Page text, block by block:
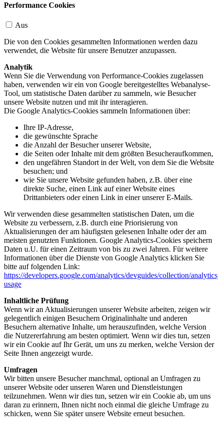
Performance Cookies
Aus
Die von den Cookies gesammelten Informationen werden dazu
verwendet, die Website für unsere Benutzer anzupassen.
Analytik
Wenn Sie die Verwendung von Performance-Cookies zugelassen
haben, verwenden wir ein von Google bereitgestelltes Webanalyse-
Tool, um statistische Daten darüber zu sammeln, wie Besucher
unsere Website nutzen und mit ihr interagieren.
Die Google Analytics-Cookies sammeln Informationen über:
Ihre IP-Adresse,
die gewünschte Sprache
die Anzahl der Besucher unserer Website,
die Seiten oder Inhalte mit dem größten Besucheraufkommen,
den ungefähren Standort in der Welt, von dem Sie die Website
besuchen; und
wie Sie unsere Website gefunden haben, z.B. über eine
direkte Suche, einen Link auf einer Website eines
Drittanbieters oder einen Link in einer unserer E-Mails.
Wir verwenden diese gesammelten statistischen Daten, um die
Website zu verbessern, z.B. durch eine Priorisierung von
Aktualisierungen der am häufigsten gelesenen Inhalte oder der am
meisten genutzten Funktionen. Google Analytics-Cookies speichern
Daten u.U. für einen Zeitraum von bis zu zwei Jahren. Für weitere
Informationen über die Dienste von Google Analytics klicken Sie
bitte auf folgenden Link:
https://developers.google.com/analytics/devguides/collection/
usage
Inhaltliche Prüfung
Wenn wir an Aktualisierungen unserer Website arbeiten, zeigen wir
gelegentlich einigen Besuchern Originalinhalte und anderen
Besuchern alternative Inhalte, um herauszufinden, welche Version
die Nutzererfahrung am besten optimiert. Wenn wir dies tun, setzen
wir ein Cookie auf Ihr Gerät, um uns zu merken, welche Version der
Seite Ihnen angezeigt wurde.
Umfragen
Wir bitten unsere Besucher manchmal, optional an Umfragen zu
unserer Website oder unseren Waren und Dienstleistungen
teilzunehmen. Wenn wir dies tun, setzen wir ein Cookie ab, um uns
daran zu erinnern, Ihnen nicht noch einmal die gleiche Umfrage zu
schicken, wenn Sie später unsere Website erneut besuchen.